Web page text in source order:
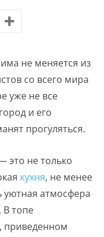
не меняется из
со всего мира
уже не все
и его
прогуляться.
это не только
кухня, не менее
уютная атмосфера
В топе
приведенном